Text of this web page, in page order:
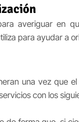
averiguar en
para ayudar a
una vez que
con los